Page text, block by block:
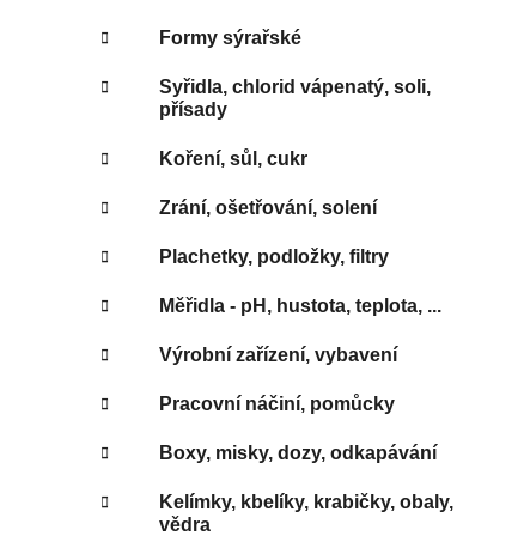
Formy sýrařské
Syřidla, chlorid vápenatý, soli,
přísady
Koření, sůl, cukr
Zrání, ošetřování, solení
Plachetky, podložky, filtry
Měřidla - pH, hustota, teplota, ...
Výrobní zařízení, vybavení
Pracovní náčiní, pomůcky
Boxy, misky, dozy, odkapávání
Kelímky, kbelíky, krabičky, obaly,
vědra